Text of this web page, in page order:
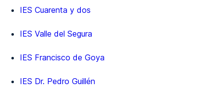
IES Cuarenta y dos
IES Valle del Segura
IES Francisco de Goya
IES Dr. Pedro Guillén